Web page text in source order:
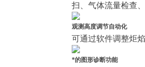
扫、气体流量检查
观测高度调节自动化
可通过软件调整炬
*的图形诊断功能